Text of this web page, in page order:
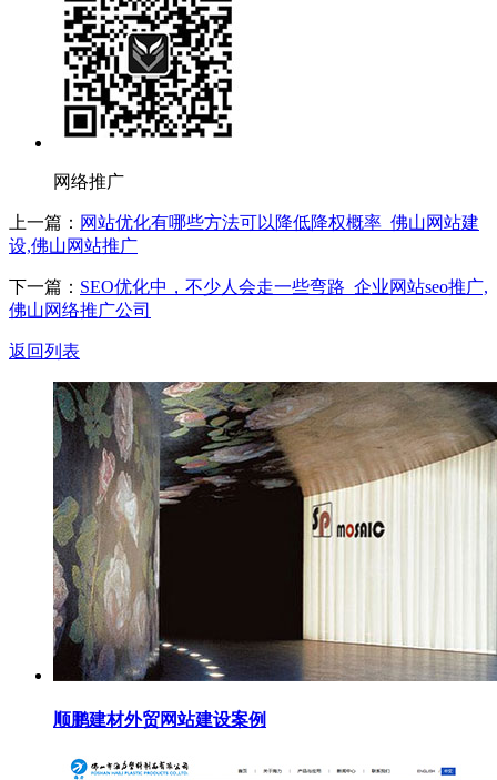
网络推广
上一篇： 网站优化有哪些方法可以降低降权概率_佛山网站建
设,佛山网站推广
下一篇： SEO优化中，不少人会走一些弯路_企业网站seo推广,
佛山网络推广公司
返回列表
顺鹏建材外贸网站建设案例